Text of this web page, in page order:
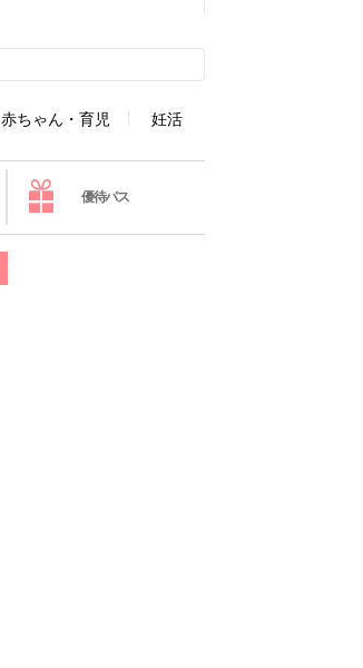
赤ちゃん・育児 妊活
優待パス